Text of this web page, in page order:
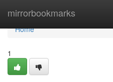
mirrorbookmarks
Home
Home
1